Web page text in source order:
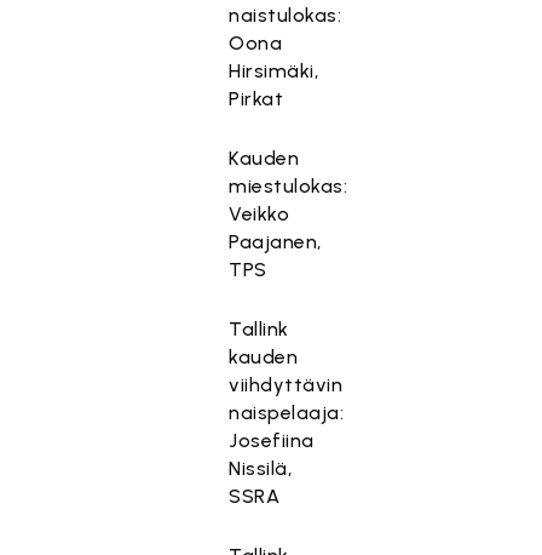
naistulokas:
Oona
Hirsimäki,
Pirkat
Kauden
miestulokas:
Veikko
Paajanen,
TPS
Tallink
kauden
viihdyttävin
naispelaaja:
Josefiina
Nissilä,
SSRA